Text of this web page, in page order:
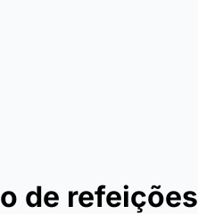
de refeições